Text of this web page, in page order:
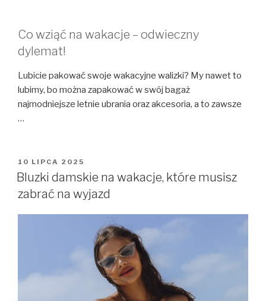
Co wziąć na wakacje – odwieczny
dylemat!
Lubicie pakować swoje wakacyjne walizki? My nawet to
lubimy, bo można zapakować w swój bagaż
najmodniejsze letnie ubrania oraz akcesoria, a to zawsze
…
OPUBLIKOWANE
W
10 LIPCA 2025
Bluzki damskie na wakacje, które musisz
zabrać na wyjazd